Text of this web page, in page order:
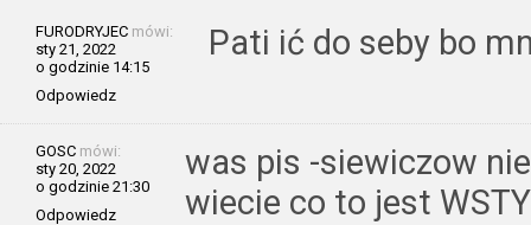
FURODRYJEC mówi:
sty 21, 2022
o godzinie 14:15
Odpowiedz
Pati ić do seby bo
GOSC mówi:
sty 20, 2022
o godzinie 21:30
Odpowiedz
was pis -siewiczow
wiecie co to jest